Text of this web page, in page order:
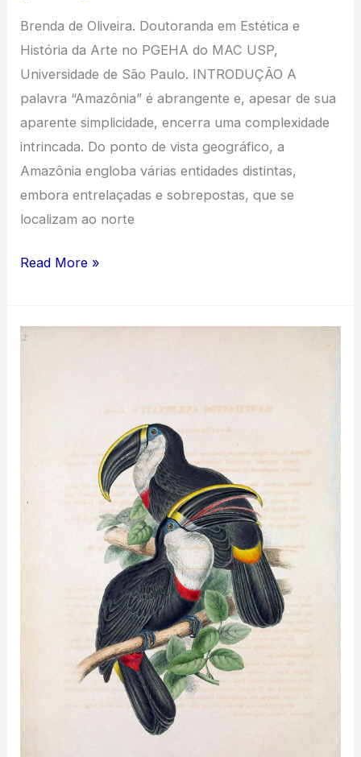
Brenda de Oliveira. Doutoranda em Estética e
História da Arte no PGEHA do MAC USP,
Universidade de São Paulo. INTRODUÇÃO A
palavra “Amazônia” é abrangente e, apesar de sua
aparente simplicidade, encerra uma complexidade
intrincada. Do ponto de vista geográfico, a
Amazônia engloba várias entidades distintas,
embora entrelaçadas e sobrepostas, que se
localizam ao norte
Amazônias
Arte
Read More »